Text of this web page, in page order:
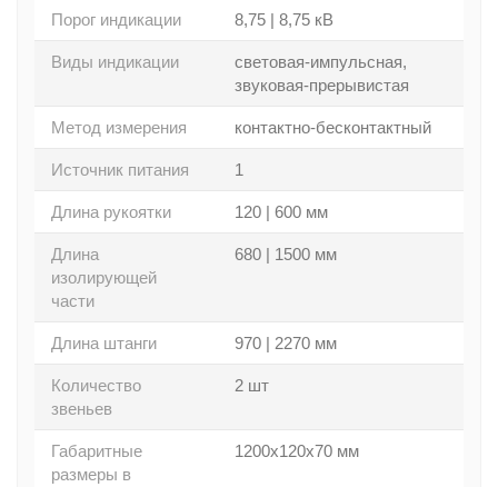
Порог индикации 8,75 | 8,75 кВ
Виды индикации
световая-импульсная,
звуковая-прерывистая
Метод измерения контактно-бесконтактный
Источник питания 1
Длина рукоятки 120 | 600 мм
Длина
изолирующей
части
680 | 1500 мм
Длина штанги 970 | 2270 мм
Количество
звеньев
2 шт
Габаритные
размеры в
1200х120х70 мм